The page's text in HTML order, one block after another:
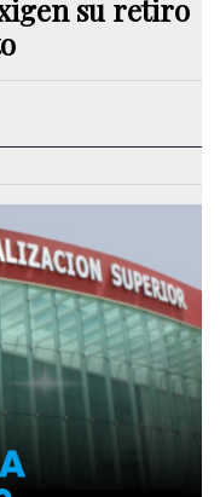
su retiro